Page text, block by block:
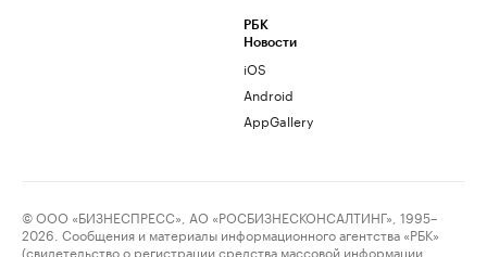
РБК
Новости
iOS
Android
AppGallery
© ООО «БИЗНЕСПРЕСС», АО «РОСБИЗНЕСКОНСАЛТИНГ», 1995–
2026. Сообщения и материалы информационного агентства «РБК»
(свидетельство о регистрации средства массовой информации